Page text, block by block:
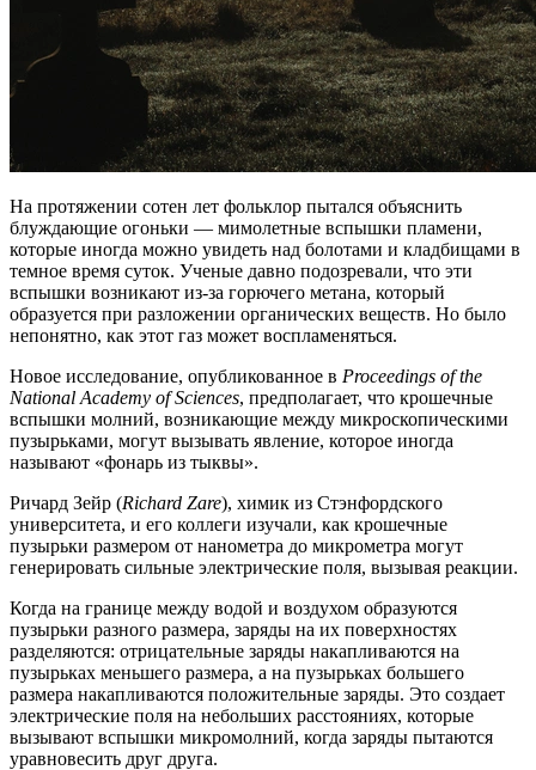
На протяжении сотен лет фольклор пытался объяснить
блуждающие огоньки — мимолетные вспышки пламени,
которые иногда можно увидеть над болотами и кладбищами в
темное время суток. Ученые давно подозревали, что эти
вспышки возникают из-за горючего метана, который
образуется при разложении органических веществ. Но было
непонятно, как этот газ может воспламеняться.
Новое исследование, опубликованное в Proceedings of the
National Academy of Sciences, предполагает, что крошечные
вспышки молний, возникающие между микроскопическими
пузырьками, могут вызывать явление, которое иногда
называют «фонарь из тыквы».
Ричард Зейр (Richard Zare), химик из Стэнфордского
университета, и его коллеги изучали, как крошечные
пузырьки размером от нанометра до микрометра могут
генерировать сильные электрические поля, вызывая реакции.
Когда на границе между водой и воздухом образуются
пузырьки разного размера, заряды на их поверхностях
разделяются: отрицательные заряды накапливаются на
пузырьках меньшего размера, а на пузырьках большего
размера накапливаются положительные заряды. Это создает
электрические поля на небольших расстояниях, которые
вызывают вспышки микромолний, когда заряды пытаются
уравновесить друг друга.